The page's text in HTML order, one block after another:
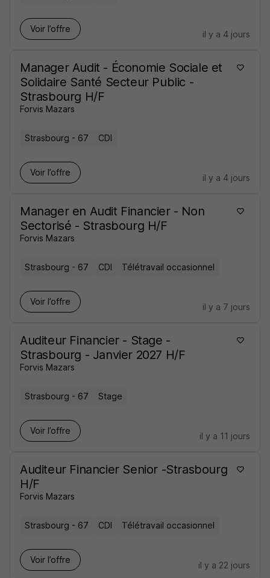
Voir l’offre
il y a 4 jours
Manager Audit - Économie Sociale et
Solidaire Santé Secteur Public -
Strasbourg H/F
Forvis Mazars
Strasbourg - 67 CDI
Voir l’offre
il y a 4 jours
Manager en Audit Financier - Non
Sectorisé - Strasbourg H/F
Forvis Mazars
Strasbourg - 67 CDI Télétravail occasionnel
Voir l’offre
il y a 7 jours
Auditeur Financier - Stage -
Strasbourg - Janvier 2027 H/F
Forvis Mazars
Strasbourg - 67 Stage
Voir l’offre
il y a 11 jours
Auditeur Financier Senior -Strasbourg
H/F
Forvis Mazars
Strasbourg - 67 CDI Télétravail occasionnel
Voir l’offre
il y a 22 jours